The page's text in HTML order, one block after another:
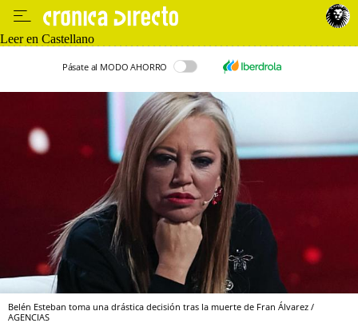
Leer en Castellano
Pásate al MODO AHORRO
Belén Esteban toma una drástica decisión tras la muerte de Fran Álvarez /
AGENCIAS